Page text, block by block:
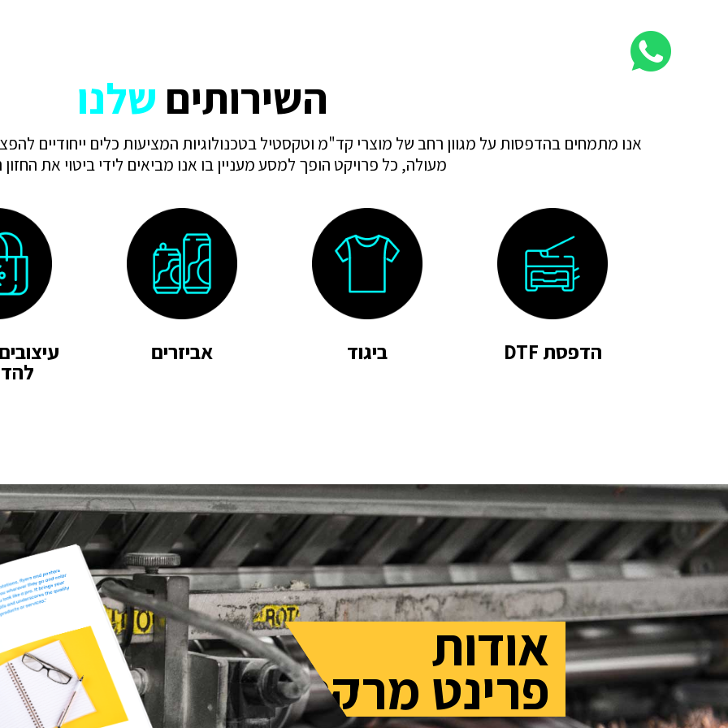
השירותים שלנו
אנו מתמחים בהדפסות על מגוון רחב של מוצרי קד"מ וטקסטיל בטכנולוגיות המציעות כלים ייחודיים
מעולה, כל פרויקט הופך למסע מעניין בו אנו מביאים לידי ביטוי את
הדפסת DTF ביגוד אביזרים
אודות
פרינט מרקט